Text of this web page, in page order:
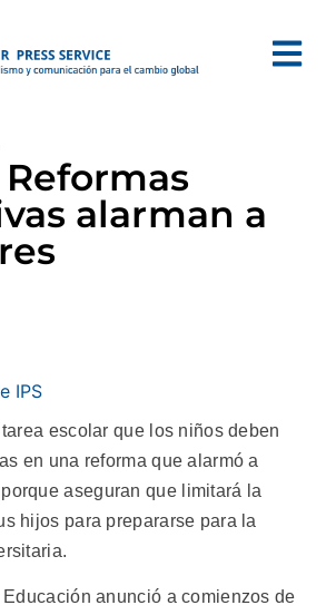
alarman a
IPS
escolar que los niños deben
en una reforma que alarmó a
aseguran que limitará la
hijos para prepararse para la
anunció a comienzos de